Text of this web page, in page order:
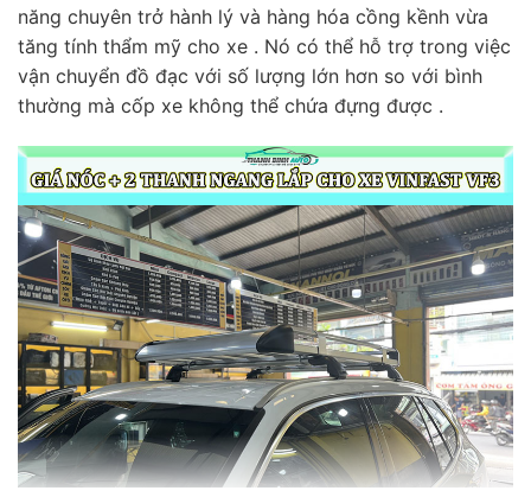
năng chuyên trở hành lý và hàng hóa cồng kềnh vừa
tăng tính thẩm mỹ cho xe . Nó có thể hỗ trợ trong việc
vận chuyển đồ đạc với số lượng lớn hơn so với bình
thường mà cốp xe không thể chứa đựng được .